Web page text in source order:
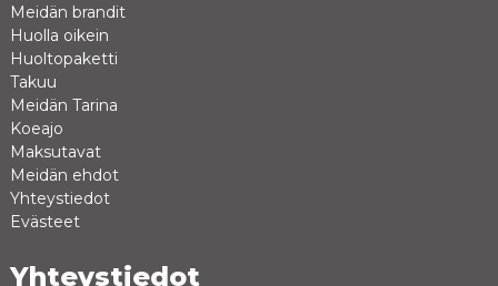
Meidän brandit
Huolla oikein
Huoltopaketti
Takuu
Meidän Tarina
Koeajo
Maksutavat
Meidän ehdot
Yhteystiedot
Evästeet
Yhteystiedot